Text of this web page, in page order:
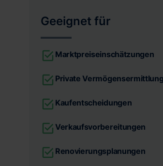
Geeignet für
Marktpreiseinschätzungen
Private Vermögensermittlung
Kaufentscheidungen
Verkaufsvorbereitungen
Renovierungsplanungen